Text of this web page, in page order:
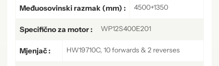
Međuosovinski razmak (mm) : 4500+1350
Specifično za motor : WP12S400E201
Mjenjač : HW19710C, 10 forwards & 2 reverses